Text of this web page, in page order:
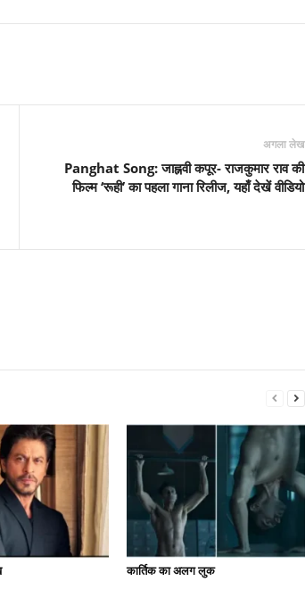
अगला लेख
Panghat Song: जाह्नवी कपूर- राजकुमार राव की
फिल्म ‘रूही’ का पहला गाना रिलीज, यहाँ देखें वीडियो
कार्तिक का अलग लुक